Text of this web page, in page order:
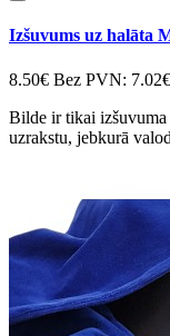
Izšuvums uz halāta
8.50€ Bez PVN: 7.02€
Bilde ir tikai izšuvuma
uzrakstu, jebkurā